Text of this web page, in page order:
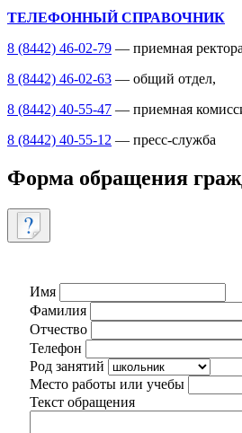
ТЕЛЕФОННЫЙ СПРАВОЧНИК
8 (8442) 46-02-79 — приемная
8 (8442) 46-02-63 — общий отдел,
8 (8442) 40-55-47 — приемная
8 (8442) 40-55-12 — пресс-служба
Форма обращения
Имя
Фамилия
Отчество
Телефон
Род занятий
Место работы или учебы
Текст обращения